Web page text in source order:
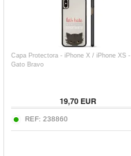
Capa Protectora - iPhone X / iPhone XS -
Gato Bravo
19,70EUR
REF: 238860